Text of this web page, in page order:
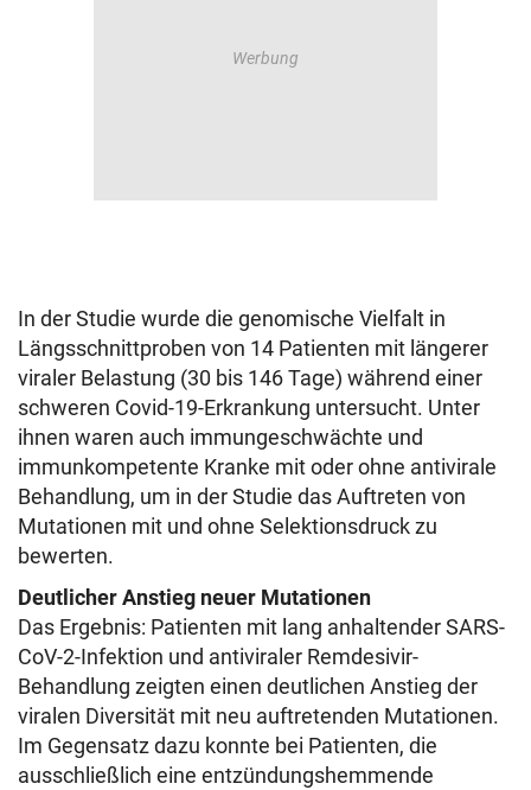
In der Studie wurde die genomische Vielfalt in
Längsschnittproben von 14 Patienten mit längerer
viraler Belastung (30 bis 146 Tage) während einer
schweren Covid-19-Erkrankung untersucht. Unter
ihnen waren auch immungeschwächte und
immunkompetente Kranke mit oder ohne antivirale
Behandlung, um in der Studie das Auftreten von
Mutationen mit und ohne Selektionsdruck zu
bewerten.
Deutlicher Anstieg neuer Mutationen
Das Ergebnis: Patienten mit lang anhaltender SARS-
CoV-2-Infektion und antiviraler Remdesivir-
Behandlung zeigten einen deutlichen Anstieg der
viralen Diversität mit neu auftretenden Mutationen.
Im Gegensatz dazu konnte bei Patienten, die
ausschließlich eine entzündungshemmende